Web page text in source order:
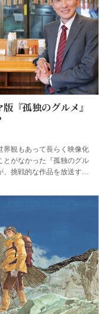
刊SPA!』にて復活し、以後
載の形で2015年まで新作
れた（2017年に作画の谷
が逝去）。 主人公の井之
、仕事で訪れた様々な土地
るエピソードを１話完結で
場する店は「グルメ」とい
ら一般的にイメージされる
流行りの店ではなく、街に
ように年月を重ねた大衆食
版『孤独のグルメ』
界観もあって長らく映像化
とがなかった『孤独のグル
、挑戦的な作品を放送する
年にテレビ東京系列でド
られる松重豊。ドラマ版
グルメ』は松重にとって初
でもある。五郎が商談で訪
の偶然見つけた飲食店で食
１話完結は原作と同様。モ
あるものの、実名を公表し
と異なり、実在する飲食店
る。 毎回、商談相手や店